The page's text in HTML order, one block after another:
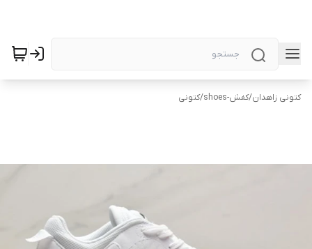
کتونی زاهدان/کفش-shoes /کتونی